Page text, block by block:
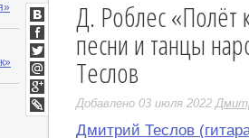
Д. Роблес «Полёт
песни и танцы
Теслов
Добавлено 03 июля 2022
Дмитрий Теслов
ВКонтакте
Facebook
Twitter
Мой
Мир
Google+
LiveJournal